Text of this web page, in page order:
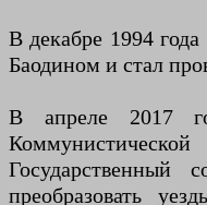
В декабре 1994
Баодином и стал
В апреле 2017
Государственный
преобразовать